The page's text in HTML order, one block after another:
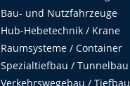
Bau- und Nutzfahrzeuge
Hub-Hebetechnik / Krane
Raumsysteme / Container
Spezialtiefbau / Tunnelbau
Verkehrswegebau / Tiefbau